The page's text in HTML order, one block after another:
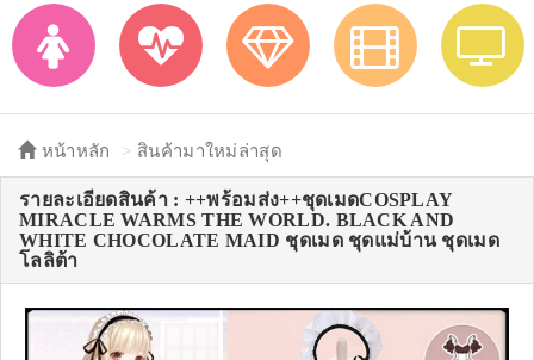
หน้าหลัก สินค้ามาใหม่ล่าสุด
รายละเอียดสินค้า : ++พร้อมส่ง++ชุดเมดCOSPLAY
MIRACLE WARMS THE WORLD. BLACK AND
WHITE CHOCOLATE MAID ชุดเมด ชุดแม่บ้าน ชุดเมด
โลลิต้า